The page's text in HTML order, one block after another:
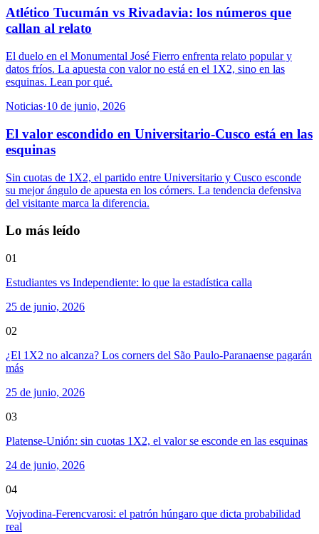
Atlético Tucumán vs Rivadavia: los números que
callan al relato
El duelo en el Monumental José Fierro enfrenta relato popular y
datos fríos. La apuesta con valor no está en el 1X2, sino en las
esquinas. Lean por qué.
Noticias·10 de junio, 2026
El valor escondido en Universitario-Cusco está en las
esquinas
Sin cuotas de 1X2, el partido entre Universitario y Cusco esconde
su mejor ángulo de apuesta en los córners. La tendencia defensiva
del visitante marca la diferencia.
Lo más leído
01
Estudiantes vs Independiente: lo que la estadística calla
25 de junio, 2026
02
¿El 1X2 no alcanza? Los corners del São Paulo-Paranaense pagarán
más
25 de junio, 2026
03
Platense-Unión: sin cuotas 1X2, el valor se esconde en las esquinas
24 de junio, 2026
04
Vojvodina-Ferencvarosi: el patrón húngaro que dicta probabilidad
real